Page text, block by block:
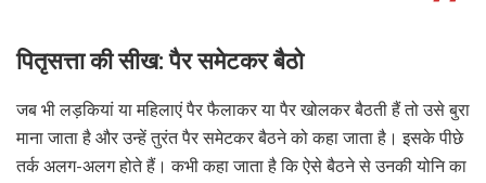
पितृसत्ता की सीख: पैर समेटकर बैठो
जब भी लड़कियां या महिलाएं पैर फैलाकर या पैर खोलकर बैठती हैं तो उसे बुरा
माना जाता है और उन्हें तुरंत पैर समेटकर बैठने को कहा जाता है। इसके पीछे
तर्क अलग-अलग होते हैं। कभी कहा जाता है कि ऐसे बैठने से उनकी योनि का